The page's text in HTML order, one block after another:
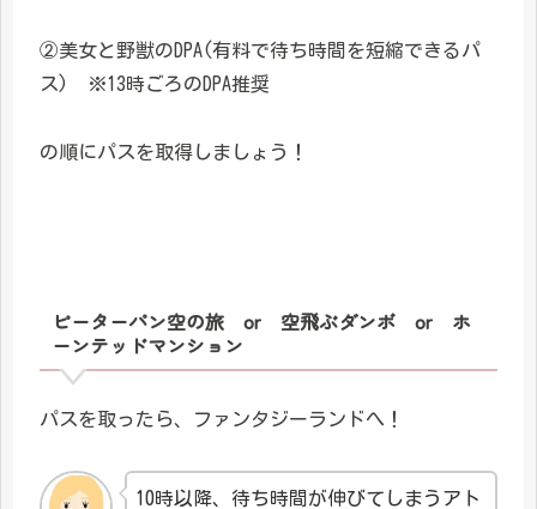
②美女と野獣のDPA(有料で待ち時間を短縮できるパ
ス) ※13時ごろのDPA推奨
の順にパスを取得しましょう！
ピーターパン空の旅 or 空飛ぶダンボ or ホ
ーンテッドマンション
パスを取ったら、ファンタジーランドへ！
10時以降、待ち時間が伸びてしまうアト